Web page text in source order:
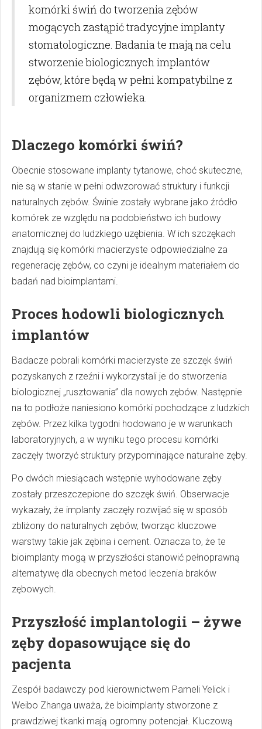
komórki świń do tworzenia zębów
mogących zastąpić tradycyjne implanty
stomatologiczne. Badania te mają na celu
stworzenie biologicznych implantów
zębów, które będą w pełni kompatybilne z
organizmem człowieka.
Dlaczego komórki świń?
Obecnie stosowane implanty tytanowe, choć skuteczne,
nie są w stanie w pełni odwzorować struktury i funkcji
naturalnych zębów. Świnie zostały wybrane jako źródło
komórek ze względu na podobieństwo ich budowy
anatomicznej do ludzkiego uzębienia. W ich szczękach
znajdują się komórki macierzyste odpowiedzialne za
regenerację zębów, co czyni je idealnym materiałem do
badań nad bioimplantami.
Proces hodowli biologicznych
implantów
Badacze pobrali komórki macierzyste ze szczęk świń
pozyskanych z rzeźni i wykorzystali je do stworzenia
biologicznej „rusztowania” dla nowych zębów. Następnie
na to podłoże naniesiono komórki pochodzące z ludzkich
zębów. Przez kilka tygodni hodowano je w warunkach
laboratoryjnych, a w wyniku tego procesu komórki
zaczęły tworzyć struktury przypominające naturalne zęby.
Po dwóch miesiącach wstępnie wyhodowane zęby
zostały przeszczepione do szczęk świń. Obserwacje
wykazały, że implanty zaczęły rozwijać się w sposób
zbliżony do naturalnych zębów, tworząc kluczowe
warstwy takie jak zębina i cement. Oznacza to, że te
bioimplanty mogą w przyszłości stanowić pełnoprawną
alternatywę dla obecnych metod leczenia braków
zębowych.
Przyszłość implantologii – żywe
zęby dopasowujące się do
pacjenta
Zespół badawczy pod kierownictwem Pameli Yelick i
Weibo Zhanga uważa, że bioimplanty stworzone z
prawdziwej tkanki mają ogromny potencjał. Kluczową